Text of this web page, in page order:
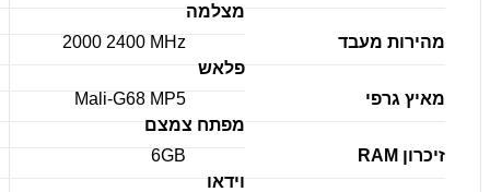
מהירות מעבד 2000 2400 MHz
מאיץ גרפי Mali-G68 MP5
זיכרון RAM 6GB
מצלמה
פלאש
מפתח צמצם
וידאו